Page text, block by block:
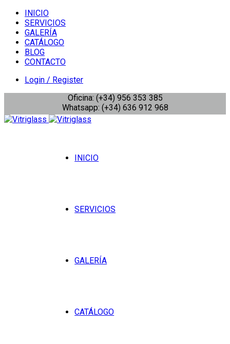
INICIO
SERVICIOS
GALERÍA
CATÁLOGO
BLOG
CONTACTO
Login / Register
Oficina: (+34) 956 353 385
Whatsapp: (+34) 636 912 968
INICIO
SERVICIOS
GALERÍA
CATÁLOGO